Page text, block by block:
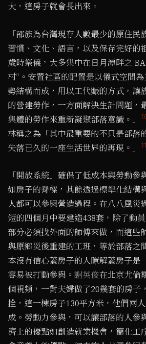
大，這房子就會長出來。
「邵族為台灣現存人數最少的原住民
習慣、文化、語言，以及保存完好的
歲時祭儀，大多集中在日月潭畔之
村”。安置社區的配置是以儀式空間
勢結構而成，用以工代賑的方式，讓
的營建勞作，一方面解決生計問題，
集體的勞作來重新凝聚部落意識。」
林稱之為「其中最重要的不只是部落
失落已久的一座生活世界的再現。」
11
「開放系統」確保了低成本與勞動參
如房子的脊樑，其餘透過標準化結構
人都可以參與營造過程。在八八風災
短的四個月中要建造438套，除了動
部分必須找外面的師傅來做，而這些
與原鄉災後重建的工班，等於部落之
本沒有信心蓋房子的人瞭解蓋房子是
容易被打動參與。 謝英俊在北京尤倫
個視頻，一對夫婦做了20幾套的房子
拴，這一棟房子130平方米，他們兩
成。勞動力參與，可以讓部落的人參
濟上的優點如創造就業機會，簡化工